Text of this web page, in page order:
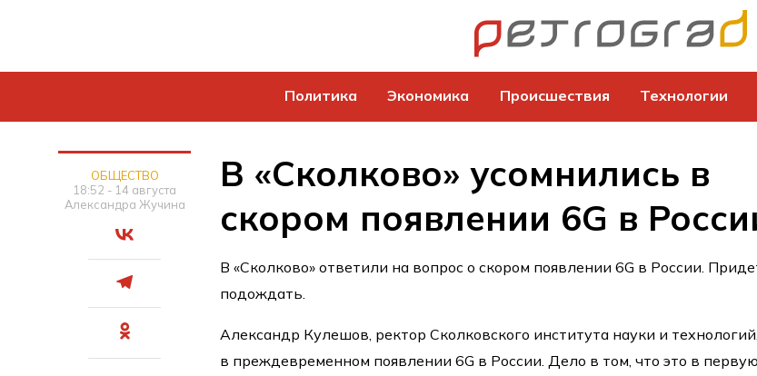
Политика Экономика Происшествия Технологии
ОБЩЕСТВО
18:52 - 14 августа
Александра Жучина
В «Сколково» усомнились в
скором появлении 6G в
В «Сколково» ответили на вопрос о скором появлении 6G в России.
подождать.
Александр Кулешов, ректор Сколковского института науки и
в преждевременном появлении 6G в России. Дело в том, что это в